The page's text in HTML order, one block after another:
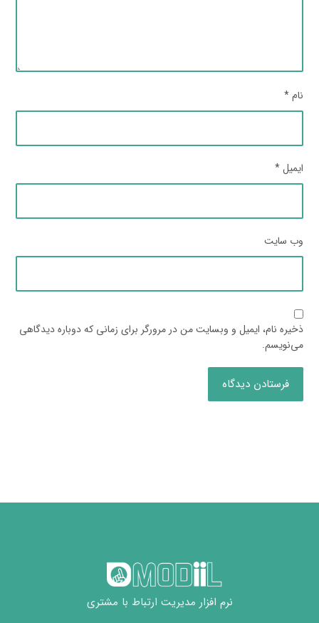
نام*
ایمیل*
وب‌ سایت
ذخیره نام، ایمیل و وبسایت من در مرورگر برای زمانی که دوباره دیدگاهی
می‌نویسم.
فرستادن دیدگاه
نرم افزار مدیریت ارتباط با مشتری